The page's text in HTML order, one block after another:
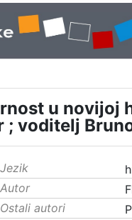
u novijoj
voditelj
Jezik
Autor
Ostali autori